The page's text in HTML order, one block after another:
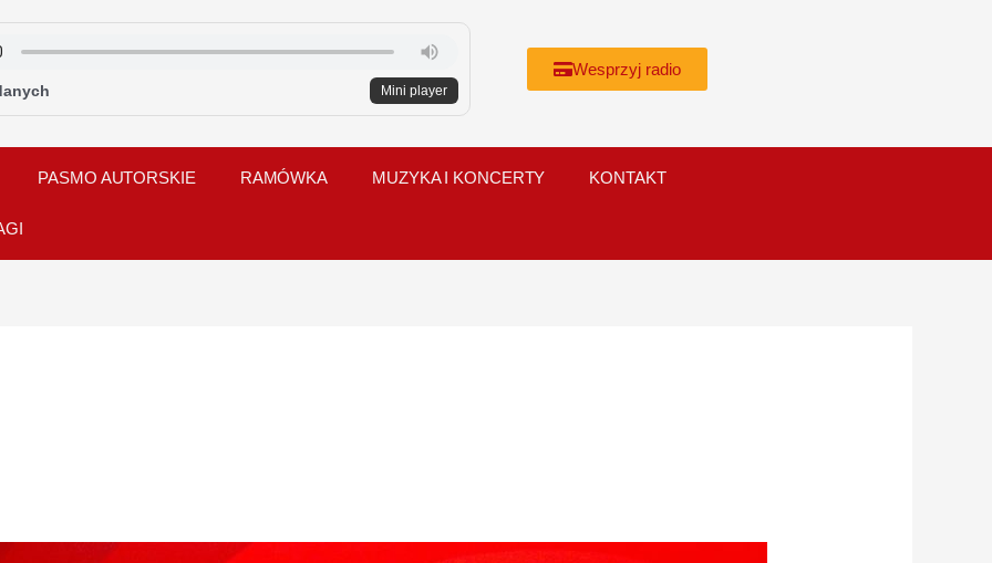
Mini player
Wesprzyj radio
PASMO AUTORSKIE RAMÓWKA MUZYKA I KONCERTY KONTAKT